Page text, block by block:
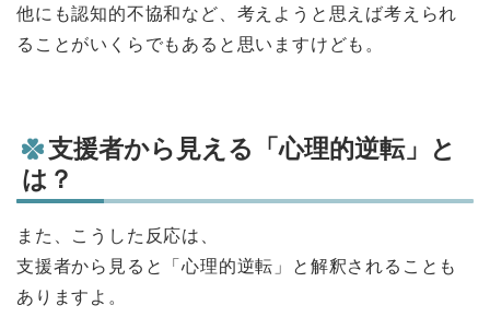
他にも認知的不協和など、考えようと思えば考えられ
ることがいくらでもあると思いますけども。
支援者から見える「心理的逆転」と
は？
また、こうした反応は、
支援者から見ると「心理的逆転」と解釈されることも
ありますよ。